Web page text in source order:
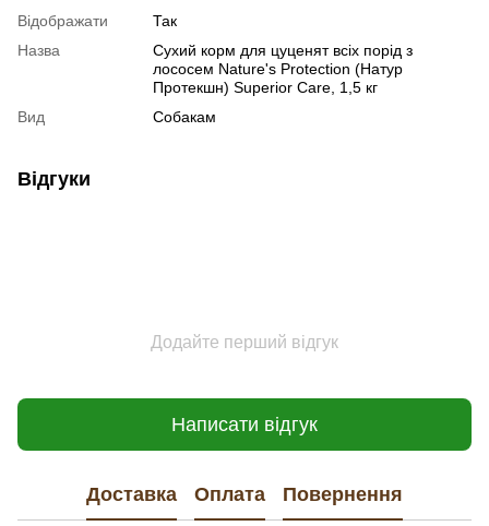
Відображати
Так
Назва
Сухий корм для цуценят всіх порід з
лососем Nature's Protection (Натур
Протекшн) Superior Care, 1,5 кг
Вид
Собакам
Відгуки
Додайте перший відгук
Написати відгук
Доставка Оплата Повернення